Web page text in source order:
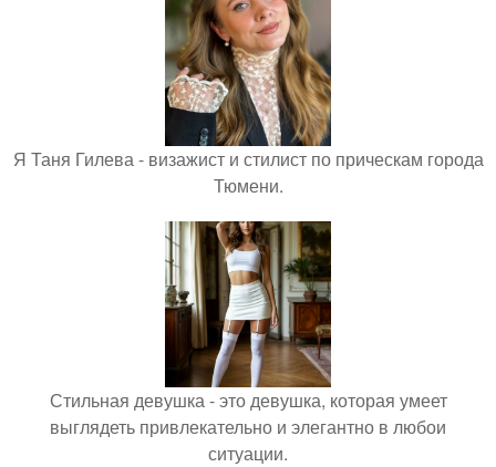
Я Таня Гилева - визажист и стилист по прическам города
Тюмени.
Стильная девушка - это девушка, которая умеет
выглядеть привлекательно и элегантно в любои
ситуации.